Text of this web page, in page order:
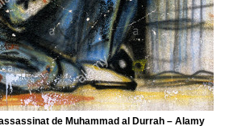
de Muhammad al Durrah – Alamy